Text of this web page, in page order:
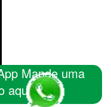
Mande uma
aqui